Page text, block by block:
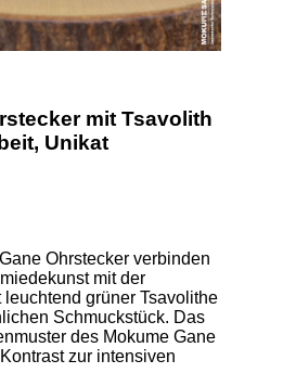
mit Tsavolith
Unikat
Ohrstecker verbinden
mit der
grüner Tsavolithe
Schmuckstück. Das
des Mokume Gane
zur intensiven